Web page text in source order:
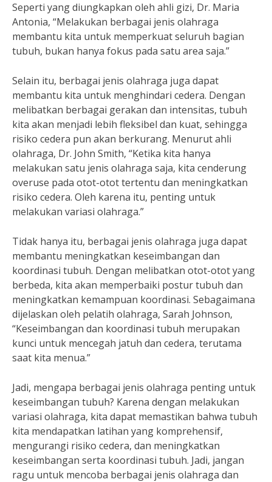
Seperti yang diungkapkan oleh ahli gizi, Dr. Maria
Antonia, “Melakukan berbagai jenis olahraga
membantu kita untuk memperkuat seluruh bagian
tubuh, bukan hanya fokus pada satu area saja.”
Selain itu, berbagai jenis olahraga juga dapat
membantu kita untuk menghindari cedera. Dengan
melibatkan berbagai gerakan dan intensitas, tubuh
kita akan menjadi lebih fleksibel dan kuat, sehingga
risiko cedera pun akan berkurang. Menurut ahli
olahraga, Dr. John Smith, “Ketika kita hanya
melakukan satu jenis olahraga saja, kita cenderung
overuse pada otot-otot tertentu dan meningkatkan
risiko cedera. Oleh karena itu, penting untuk
melakukan variasi olahraga.”
Tidak hanya itu, berbagai jenis olahraga juga dapat
membantu meningkatkan keseimbangan dan
koordinasi tubuh. Dengan melibatkan otot-otot yang
berbeda, kita akan memperbaiki postur tubuh dan
meningkatkan kemampuan koordinasi. Sebagaimana
dijelaskan oleh pelatih olahraga, Sarah Johnson,
“Keseimbangan dan koordinasi tubuh merupakan
kunci untuk mencegah jatuh dan cedera, terutama
saat kita menua.”
Jadi, mengapa berbagai jenis olahraga penting untuk
keseimbangan tubuh? Karena dengan melakukan
variasi olahraga, kita dapat memastikan bahwa tubuh
kita mendapatkan latihan yang komprehensif,
mengurangi risiko cedera, dan meningkatkan
keseimbangan serta koordinasi tubuh. Jadi, jangan
ragu untuk mencoba berbagai jenis olahraga dan